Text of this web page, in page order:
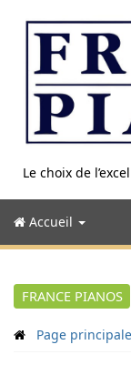
contenu
Le choix de
Accueil
FRANCE PIANOS
Page principale